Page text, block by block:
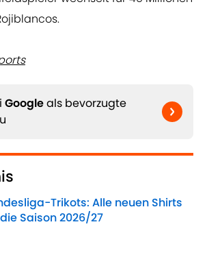
Googleals bevorzugte
Trikots: Alle neuen Shirts
Saison 2026/27
by on Invalid Date